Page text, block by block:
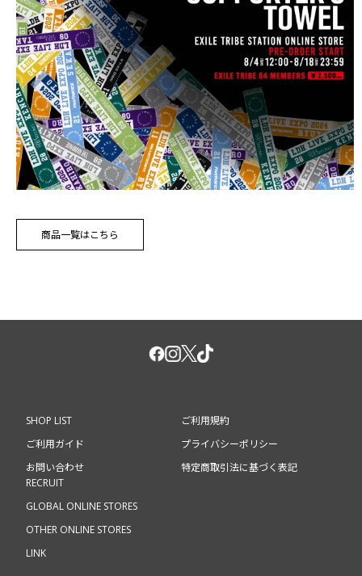
商品一覧はこちら
SHOP LIST
ご利用ガイド
お問い合わせ
ご利用規約
プライバシーポリシー
特定商取引法に基づく表記
RECRUIT
GLOBAL ONLINE STORES
OTHER ONLINE STORES
LINK